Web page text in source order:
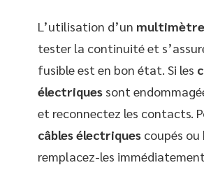
L’utilisation d’un multimètre
tester la continuité et
fusible est en bon état. Si les
électriques sont
et reconnectez les contacts.
câbles électriques coupés ou
remplacez-les immédiatement.